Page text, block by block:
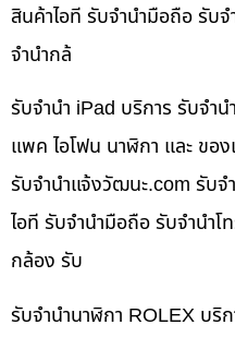
สินค้าไอที รับจำนำมือถือ รับ
จำนำกล้
รับจำนำ iPad บริการ รับจำ
แพค ไอโฟน นาฬิกา และ ขอ
รับจํานําแจ้งวัฒนะ.com รับจ
ไอที รับจำนำมือถือ รับจำนำ
กล้อง รับ
รับจำนำนาฬิกา ROLEX บริ